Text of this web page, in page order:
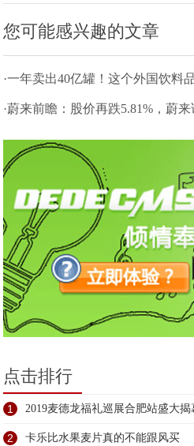
您可能感兴趣的文章
·一年卖出40亿罐！这个外国饮料
·蔚来前瞻：股价再跌5.81%，蔚
点击排行
1 2019麦德龙福礼巡展合肥站盛大揭
2 卡乐比水果麦片真的不能跟风买